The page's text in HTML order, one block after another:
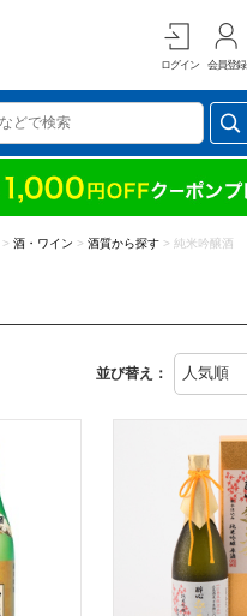
ログイン 会員登録
> 酒・ワイン > 酒質から探す > 純米吟醸酒
並び替え：